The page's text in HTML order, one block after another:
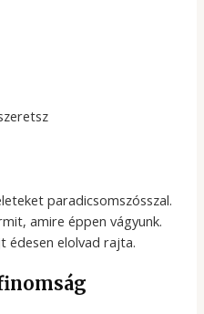
paradicsomszósszal.
amire éppen vágyunk.
édesen elolvad rajta.